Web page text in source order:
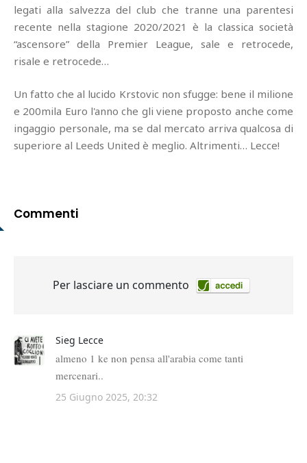
legati alla salvezza del club che tranne una parentesi
recente nella stagione 2020/2021 è la classica società
“ascensore” della Premier League, sale e retrocede,
risale e retrocede…
Un fatto che al lucido Krstovic non sfugge: bene il milione
e 200mila Euro l'anno che gli viene proposto anche come
ingaggio personale, ma se dal mercato arriva qualcosa di
superiore al Leeds United è meglio. Altrimenti… Lecce!
Commenti